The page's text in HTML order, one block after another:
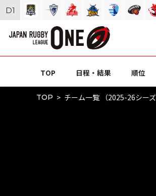
TOP 日程・結果 順位
TOP チーム一覧 （2025-26シーズ
D1